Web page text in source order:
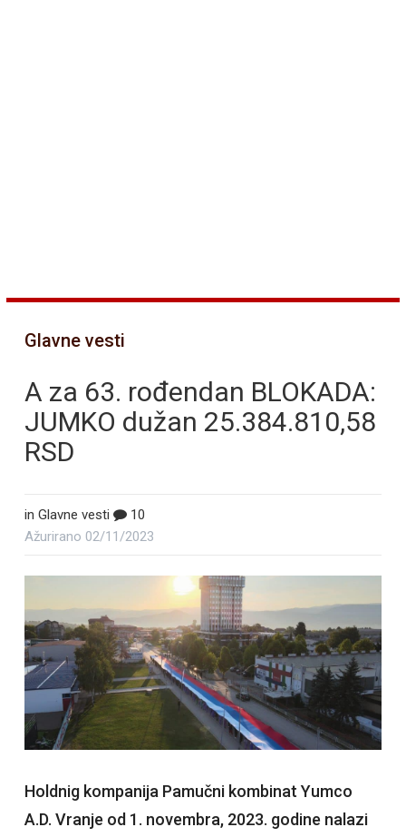
Glavne vesti
A za 63. rođendan BLOKADA:
JUMKO dužan 25.384.810,58
RSD
in Glavne vesti
10
Ažurirano 02/11/2023
Holdnig kompanija Pamučni kombinat Yumco
A.D. Vranje od 1. novembra, 2023. godine nalazi